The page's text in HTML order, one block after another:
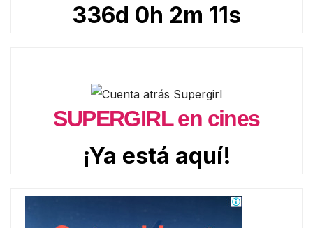
336d 0h 2m 9s
SUPERGIRL en cines
¡Ya está aquí!